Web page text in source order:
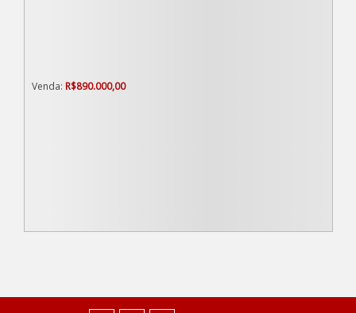
R$890.000,00